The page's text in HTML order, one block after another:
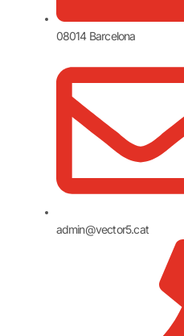
08014 Barcelona
admin@vector5.cat